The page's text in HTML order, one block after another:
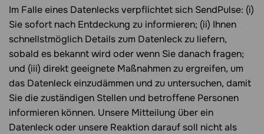
Im Falle eines Datenlecks verpflichtet sich SendPulse: (i)
Sie sofort nach Entdeckung zu informieren; (ii) Ihnen
schnellstmöglich Details zum Datenleck zu liefern,
sobald es bekannt wird oder wenn Sie danach fragen;
und (iii) direkt geeignete Maßnahmen zu ergreifen, um
das Datenleck einzudämmen und zu untersuchen, damit
Sie die zuständigen Stellen und betroffene Personen
informieren können. Unsere Mitteilung über ein
Datenleck oder unsere Reaktion darauf soll nicht als